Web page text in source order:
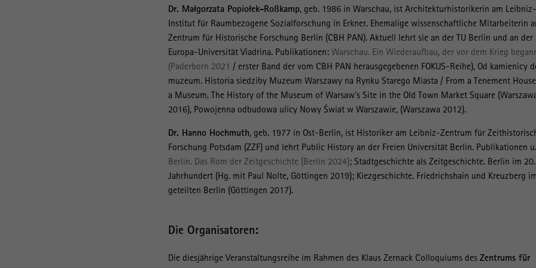
Dr. Małgorzata Popiołek-Roßkamp, geb. 1986 in Warschau, ist Architekturhistorikerin am Leibniz-
Institut für Raumbezogene Sozialforschung in Erkner. Ehemalige wissenschaftliche Mitarbeiterin
Zentrum für Historische Forschung Berlin (CBH PAN). Aktuell lehrt sie an der TU Berlin und an der
Europa-Universität Viadrina. Publikationen: Warschau. Ein Wiederaufbau, der vor dem Krieg
(Paderborn 2021 / erster Band der vom CBH PAN herausgegebenen FOKUS-Reihe), Od kamienicy
muzeum. Historia siedziby Muzeum Warszawy na Rynku Starego Miasta / From a Tenement
a Museum. The History of the Museum of Warsaw's Site in the Old Town Market Square
2016), Powojenna odbudowa ulicy Nowy Świat w Warszawie, (Warszawa 2012).
Dr. Hanno Hochmuth, geb. 1977 in Ost-Berlin, ist Historiker am Leibniz-Zentrum für
Forschung Potsdam (ZZF) und lehrt Public History an der Freien Universität Berlin. Publikationen
Berlin. Das Rom der Zeitgeschichte (Berlin 2024); Stadtgeschichte als Zeitgeschichte. Berlin im 20.
Jahrhundert (Hg. mit Paul Nolte, Göttingen 2019); Kiezgeschichte. Friedrichshain und Kreuzberg
geteilten Berlin (Göttingen 2017).
Die Organisatoren:
Die diesjährige Veranstaltungsreihe im Rahmen des Klaus Zernack Colloquiums des Zentrums für